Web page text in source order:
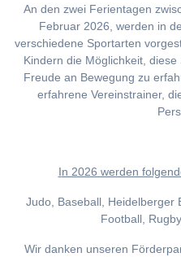
An den zwei Ferientagen
Februar 2026, werden in
verschiedene Sportarten
Kindern die Möglichkeit,
Freude an Bewegung zu
erfahrene Vereinstrainer,
In 2026 werden
Judo, Baseball, Heidelberger
Football,
Wir danken unseren